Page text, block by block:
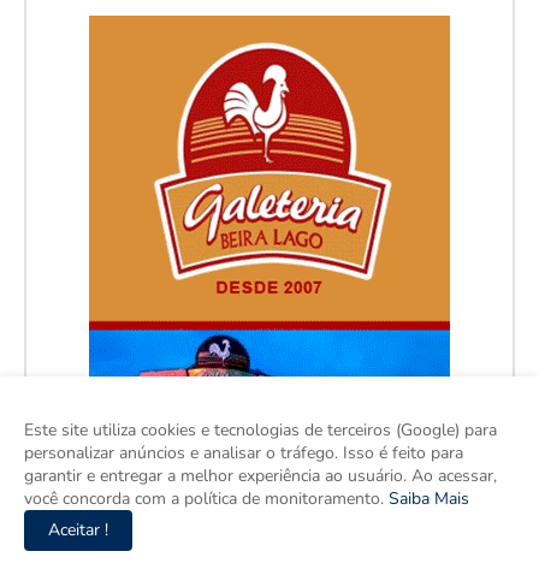
Este site utiliza cookies e tecnologias de terceiros (Google) para
personalizar anúncios e analisar o tráfego. Isso é feito para
garantir e entregar a melhor experiência ao usuário. Ao acessar,
você concorda com a política de monitoramento. Saiba Mais
Aceitar !